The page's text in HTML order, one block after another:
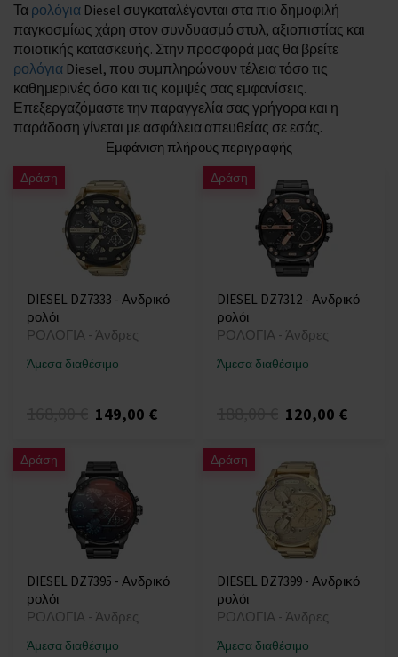
Τα ρολόγια Diesel συγκαταλέγονται στα πιο δημοφιλή
παγκοσμίως χάρη στον συνδυασμό στυλ, αξιοπιστίας και
ποιοτικής κατασκευής. Στην προσφορά μας θα βρείτε
ρολόγια Diesel, που συμπληρώνουν τέλεια τόσο τις
καθημερινές όσο και τις κομψές σας εμφανίσεις.
Επεξεργαζόμαστε την παραγγελία σας γρήγορα και η
παράδοση γίνεται με ασφάλεια απευθείας σε εσάς.
Εμφάνιση πλήρους περιγραφής
Δράση
DIESEL DZ7333 - Ανδρικό
ρολόι
ΡΟΛΟΓΙΑ - Άνδρες
Άμεσα διαθέσιμο
149,00 €
Δράση
DIESEL DZ7312 - Ανδρικό
ρολόι
ΡΟΛΟΓΙΑ - Άνδρες
Άμεσα διαθέσιμο
120,00 €
Δράση
DIESEL DZ7395 - Ανδρικό
ρολόι
ΡΟΛΟΓΙΑ - Άνδρες
Άμεσα διαθέσιμο
Δράση
DIESEL DZ7399 - Ανδρικό
ρολόι
ΡΟΛΟΓΙΑ - Άνδρες
Άμεσα διαθέσιμο